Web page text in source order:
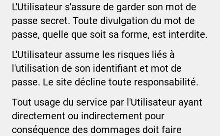
L'Utilisateur s'assure de garder son mot de
passe secret. Toute divulgation du mot de
passe, quelle que soit sa forme, est interdite.
L'Utilisateur assume les risques liés à
l'utilisation de son identifiant et mot de
passe. Le site décline toute responsabilité.
Tout usage du service par l'Utilisateur ayant
directement ou indirectement pour
conséquence des dommages doit faire